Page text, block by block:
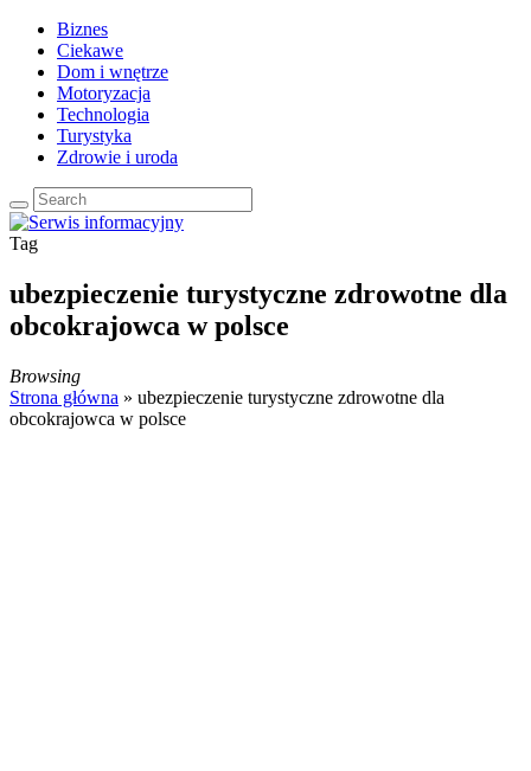
Biznes
Ciekawe
Dom i wnętrze
Motoryzacja
Technologia
Turystyka
Zdrowie i uroda
Tag
ubezpieczenie turystyczne zdrowotne dla
obcokrajowca w polsce
Browsing
Strona główna » ubezpieczenie turystyczne zdrowotne dla
obcokrajowca w polsce